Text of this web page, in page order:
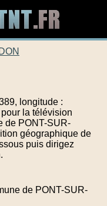
longitude :
la télévision
de PONT-SUR-
géographique de
puis dirigez
de PONT-SUR-